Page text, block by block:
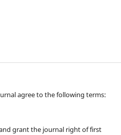
agree to the following terms:
grant the journal right of first